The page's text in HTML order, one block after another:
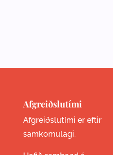
Afgreiðslutími
Afgreiðslutími er eftir
samkomulagi.